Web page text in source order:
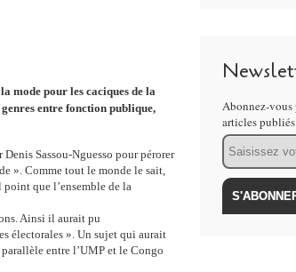
mode pour les caciques de la
entre fonction publique,
Sassou-Nguesso pour pérorer
». Comme tout le monde le sait,
que l’ensemble de la
Ainsi il aurait pu
électorales ». Un sujet qui aurait
entre l’UMP et le Congo
Abonnez-vous
articles
Email